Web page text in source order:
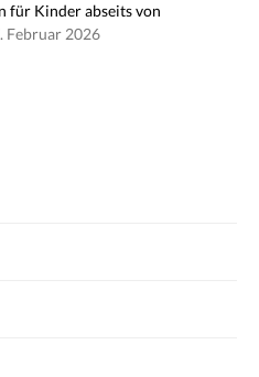
für Kinder abseits von
Februar 2026